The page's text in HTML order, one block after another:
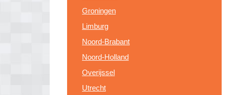
Groningen
Limburg
Noord-Brabant
Noord-Holland
Overijssel
Utrecht